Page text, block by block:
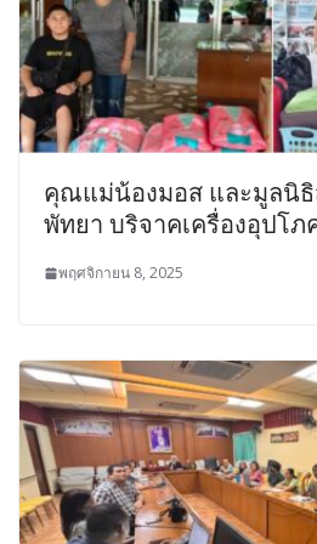
คุณแม่น้องมอส และมูลนิธิ
พัทยา บริจาคเครื่องอุปโภ
พฤศจิกายน 8, 2025